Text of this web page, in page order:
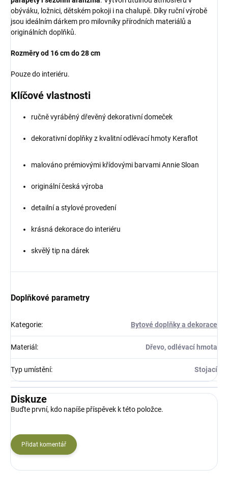
obýváku, ložnici, dětském pokoji i na chalupě. Díky ruční výrobě
jsou ideálním dárkem pro milovníky přírodních materiálů a
originálních doplňků.
Rozměry od 16 cm do 28 cm
Pouze do interiéru.
Klíčové vlastnosti
ručně vyráběný dřevěný dekorativní domeček
dekorativní doplňky z kvalitní odlévací hmoty Keraflot
malováno prémiovými křídovými barvami Annie Sloan
originální česká výroba
detailní a stylové provedení
krásná dekorace do interiéru
skvělý tip na dárek
Doplňkové parametry
Kategorie: Bytové doplňky a dekorace
Materiál : Dřevo, odlévací hmota
Typ umístění: Stojací
Diskuze
Buďte první, kdo napíše příspěvek k této položce.
Přidat komentář